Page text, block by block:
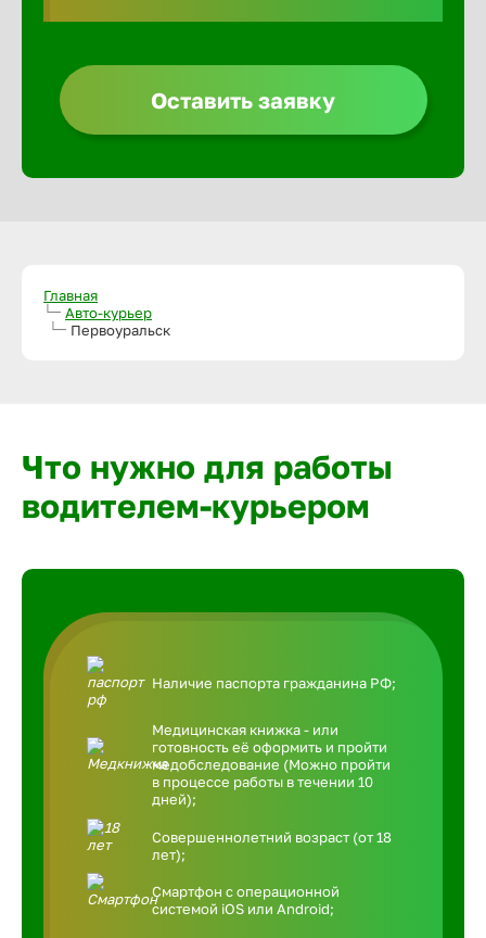
Оставить заявку
Главная
Авто-курьер
Первоуральск
Что нужно для работы
водителем-курьером
Наличие паспорта гражданина РФ;
Медицинская книжка - или
готовность её оформить и пройти
медобследование (Можно пройти
в процессе работы в течении 10
дней);
Совершеннолетний возраст (от 18
лет);
Смартфон с операционной
системой iOS или Android;